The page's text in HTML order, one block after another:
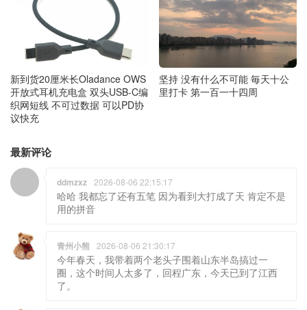
新到货20厘米长Oladance OWS
开放式耳机充电盒 双头USB-C编
织网短线 不可过数据 可以PD协
议快充
坚持 没有什么不可能 毎天十公
里打卡 第一百一十四周
最新评论
ddmzxz 2026-08-06 22:15:17
哈哈 我都忘了还有五笔 因为看到大打成了天 肯定不是
用的拼音
青州小熊 2026-08-06 21:30:17
今年春天，我带着两个老头子围着山东半岛搞过一
圈，这个时间人太多了，回程广东，今天已到了江西
了。